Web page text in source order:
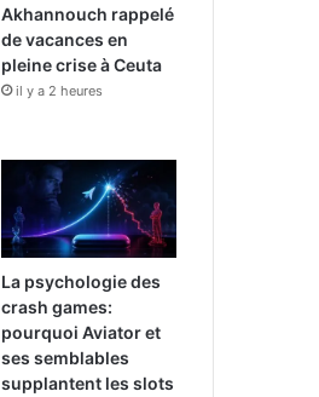
Akhannouch rappelé
de vacances en
pleine crise à Ceuta
il y a 2 heures
La psychologie des
crash games:
pourquoi Aviator et
ses semblables
supplantent les slots